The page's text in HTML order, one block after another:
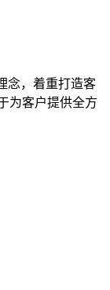
念，着重打造客
为客户提供全方